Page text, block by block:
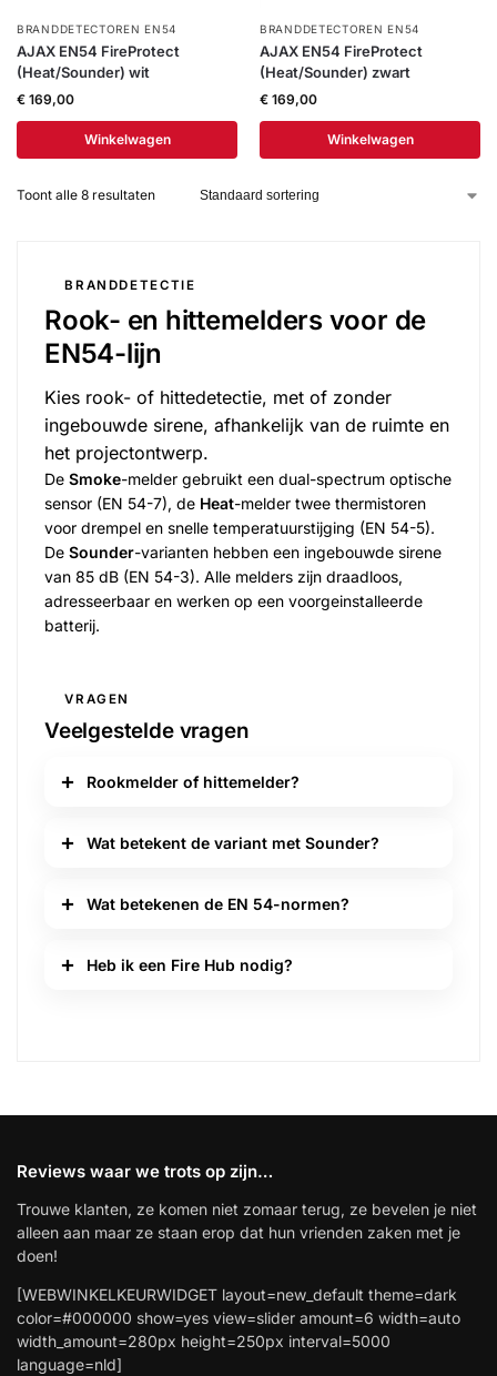
BRANDDETECTOREN EN54
AJAX EN54 FireProtect
(Heat/Sounder) wit
€ 169,00
Winkelwagen
BRANDDETECTOREN EN54
AJAX EN54 FireProtect
(Heat/Sounder) zwart
€ 169,00
Winkelwagen
Toont alle 8 resultaten
BRANDDETECTIE
Rook- en hittemelders voor de
EN54-lijn
Kies rook- of hittedetectie, met of zonder
ingebouwde sirene, afhankelijk van de ruimte en
het projectontwerp.
De Smoke-melder gebruikt een dual-spectrum optische
sensor (EN 54-7), de Heat-melder twee thermistoren
voor drempel en snelle temperatuurstijging (EN 54-5).
De Sounder-varianten hebben een ingebouwde sirene
van 85 dB (EN 54-3). Alle melders zijn draadloos,
adresseerbaar en werken op een voorgeinstalleerde
batterij.
VRAGEN
Veelgestelde vragen
Rookmelder of hittemelder?
Wat betekent de variant met Sounder?
Wat betekenen de EN 54-normen?
Heb ik een Fire Hub nodig?
Reviews waar we trots op zijn…
Trouwe klanten, ze komen niet zomaar terug, ze bevelen je niet
alleen aan maar ze staan erop dat hun vrienden zaken met je
doen!
[WEBWINKELKEURWIDGET layout=new_default theme=dark
color=#000000 show=yes view=slider amount=6 width=auto
width_amount=280px height=250px interval=5000
language=nld]